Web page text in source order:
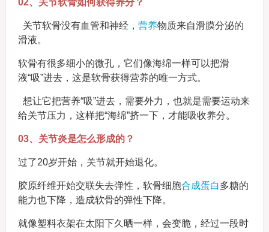
02、关节软骨如何获得养分？
关节软骨没有血管和神经， 营养物质来自滑膜分泌的
滑液。
软骨有很多细小的微孔，它们像海绵一样可以把滑
液“吸”进去，这是软骨获得营养的唯一方式。
想让它把营养“吸”进去，需要外力，也就是需要运动来
给关节压力，这样把“海绵”挤一下，才能吸收养分。
03、关节炎是怎么形成的？
过了20岁开始，关节就开始退化。
胶原纤维开始交联失去弹性，软骨细胞合成蛋白多糖的
能力也下降，造成软骨的弹性下降。
就像塑料衣架在太阳下久晒一样，会变脆，经过一段时